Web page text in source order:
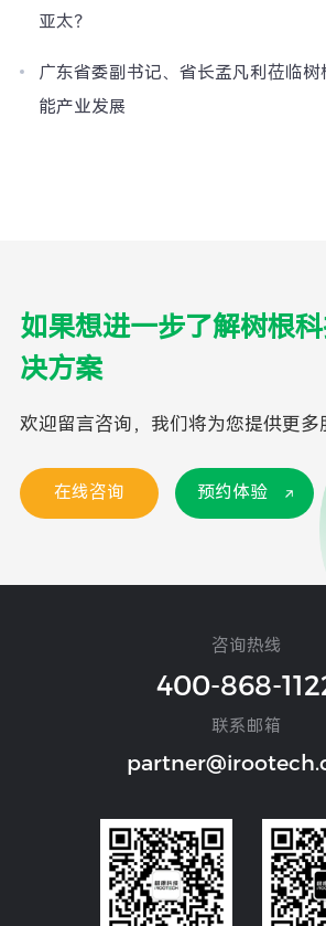
亚太？
广东省委副书记、省长孟凡利莅临树
能产业发展
如果想进一步了解树根
决方案
欢迎留言咨询，我们将为您提供更多
在线咨询 预约体验
咨询热线
400-868-
联系邮箱